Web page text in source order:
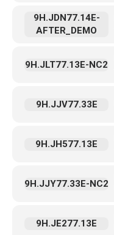
9H.JDN77.14E-
AFTER_DEMO
9H.JLT77.13E-NC2
9H.JJV77.33E
9H.JH577.13E
9H.JJY77.33E-NC2
9H.JE277.13E